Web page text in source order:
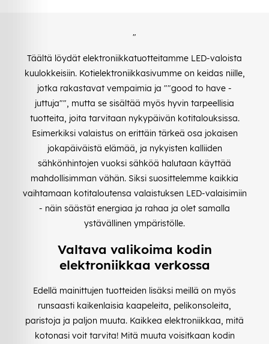
"
Täältä löydät elektroniikkatuotteitamme LED-valoista
kuulokkeisiin. Kotielektroniikkasivumme on keidas niille,
jotka rakastavat vempaimia ja ""good to have -
juttuja"", mutta se sisältää myös hyvin tarpeellisia
tuotteita, joita tarvitaan nykypäivän kotitalouksissa.
Esimerkiksi valaistus on erittäin tärkeä osa jokaisen
jokapäiväistä elämää, ja nykyisten kalliiden
sähkönhintojen vuoksi sähköä halutaan käyttää
mahdollisimman vähän. Siksi suosittelemme kaikkia
vaihtamaan kotitaloutensa valaistuksen LED-valaisimiin
- näin säästät energiaa ja rahaa ja olet samalla
ystävällinen ympäristölle.
Valtava valikoima kodin
elektroniikkaa verkossa
Edellä mainittujen tuotteiden lisäksi meillä on myös
runsaasti kaikenlaisia kaapeleita, pelikonsoleita,
paristoja ja paljon muuta. Kaikkea elektroniikkaa, mitä
kotonasi voit tarvita! Mitä muuta voisitkaan kodin